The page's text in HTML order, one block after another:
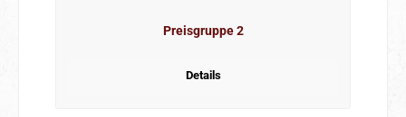
Preisgruppe 2
Details